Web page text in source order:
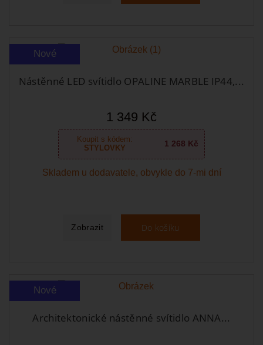
Nové
Nástěnné LED svítidlo OPALINE MARBLE IP44,...
1 349 Kč
Koupit s kódem:
STYLOVKY
1 268 Kč
Skladem u dodavatele, obvykle do 7-mi dní
Zobrazit Do košíku
Nové
Architektonické nástěnné svítidlo ANNA...